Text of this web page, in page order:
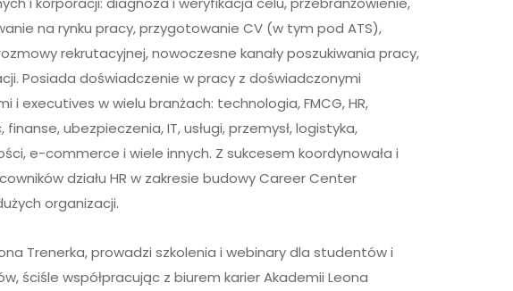
na rynku pracy, przygotowanie CV (w tym pod ATS),
rekrutacyjnej, nowoczesne kanały poszukiwania pracy,
Posiada doświadczenie w pracy z doświadczonymi
i executives w wielu branżach: technologia, FMCG, HR,
finanse, ubezpieczenia, IT, usługi, przemysł, logistyka,
e-commerce i wiele innych. Z sukcesem koordynowała i
działu HR w zakresie budowy Career Center
organizacji.
Trenerka, prowadzi szkolenia i webinary dla studentów i
ściśle współpracując z biurem karier Akademii Leona